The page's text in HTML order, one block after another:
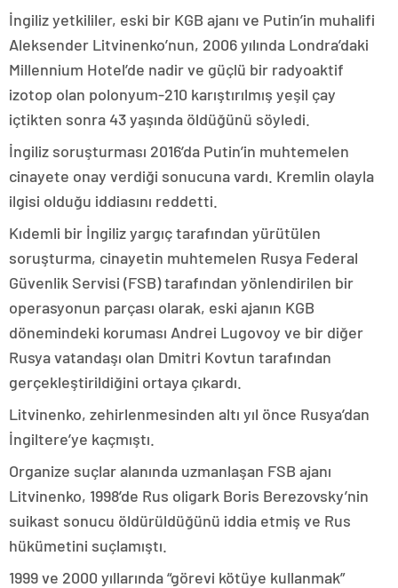
İngiliz yetkililer, eski bir KGB ajanı ve Putin’in muhalifi
Aleksender Litvinenko’nun, 2006 yılında Londra’daki
Millennium Hotel’de nadir ve güçlü bir radyoaktif
izotop olan polonyum-210 karıştırılmış yeşil çay
içtikten sonra 43 yaşında öldüğünü söyledi.
İngiliz soruşturması 2016’da Putin’in muhtemelen
cinayete onay verdiği sonucuna vardı. Kremlin olayla
ilgisi olduğu iddiasını reddetti.
Kıdemli bir İngiliz yargıç tarafından yürütülen
soruşturma, cinayetin muhtemelen Rusya Federal
Güvenlik Servisi (FSB) tarafından yönlendirilen bir
operasyonun parçası olarak, eski ajanın KGB
dönemindeki koruması Andrei Lugovoy ve bir diğer
Rusya vatandaşı olan Dmitri Kovtun tarafından
gerçekleştirildiğini ortaya çıkardı.
Litvinenko, zehirlenmesinden altı yıl önce Rusya’dan
İngiltere’ye kaçmıştı.
Organize suçlar alanında uzmanlaşan FSB ajanı
Litvinenko, 1998’de Rus oligark Boris Berezovsky’nin
suikast sonucu öldürüldüğünü iddia etmiş ve Rus
hükümetini suçlamıştı.
1999 ve 2000 yıllarında “görevi kötüye kullanmak”